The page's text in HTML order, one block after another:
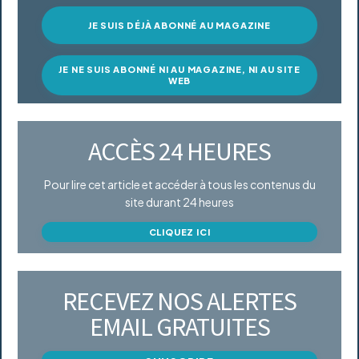
JE SUIS DÉJÀ ABONNÉ AU MAGAZINE
JE NE SUIS ABONNÉ NI AU MAGAZINE, NI AU SITE
WEB
ACCÈS 24 HEURES
Pour lire cet article et accéder à tous les contenus du
site durant 24 heures
CLIQUEZ ICI
RECEVEZ NOS ALERTES
EMAIL GRATUITES